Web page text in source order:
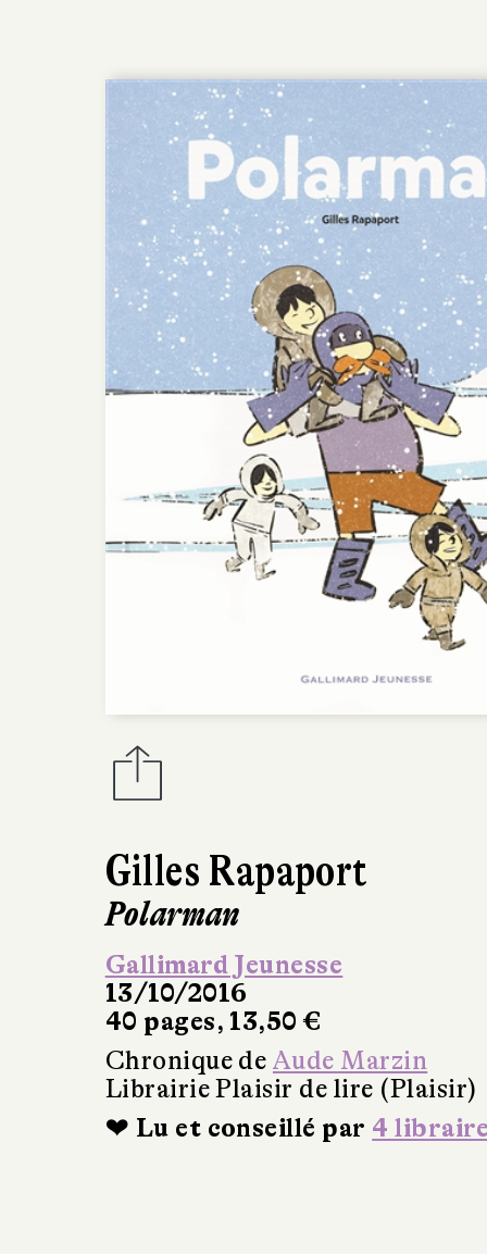
Gilles Rapaport
Polarman
Gallimard Jeunesse
13/10/2016
40 pages, 13,50 €
Chronique de Aude Marzin
Librairie Plaisir de lire (Plaisir)
❤ Lu et conseillé par 4